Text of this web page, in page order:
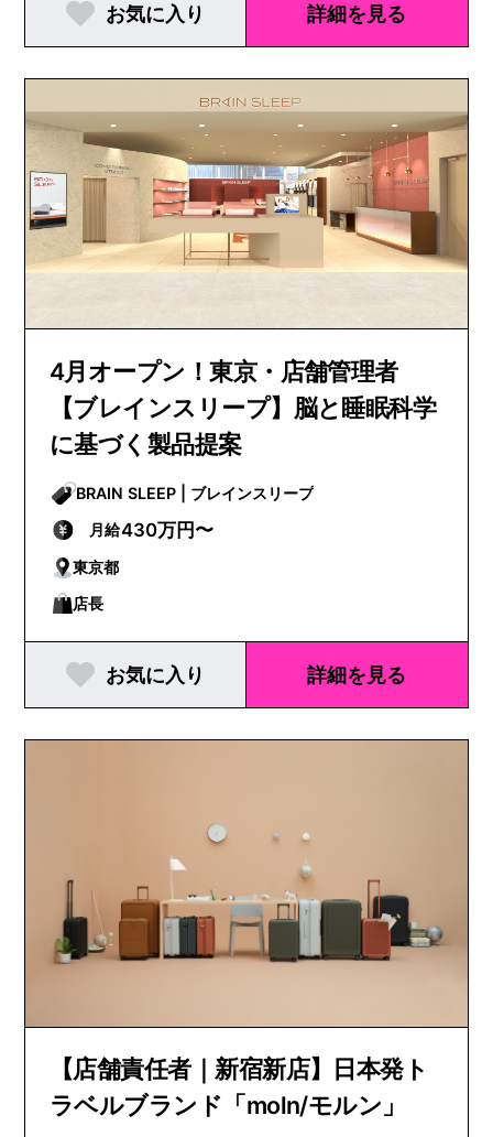
お気に入り 詳細を見る
4月オープン！東京・店舗管理者
【ブレインスリープ】脳と睡眠科学
に基づく製品提案
BRAIN SLEEP | ブレインスリープ
月給430万円〜
東京都
店長
お気に入り 詳細を見る
【店舗責任者｜新宿新店】日本発ト
ラベルブランド「moln/モルン」